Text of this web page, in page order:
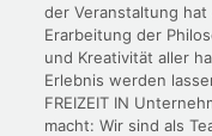
der Veranstaltung
Erarbeitung der
und Kreativität aller
Erlebnis werden
FREIZEIT IN
macht: Wir sind als